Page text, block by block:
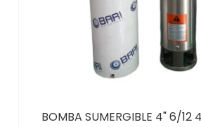
BOMBA SUMERGIBLE 4" 6/12